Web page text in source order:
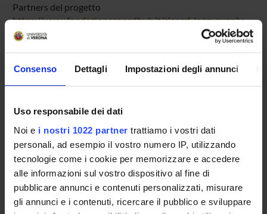
Consenso Dettagli Impostazioni degli annunci
Uso responsabile dei dati
Noi e i nostri 1022 partner trattiamo i vostri dati
personali, ad esempio il vostro numero IP, utilizzando
tecnologie come i cookie per memorizzare e accedere
alle informazioni sul vostro dispositivo al fine di
pubblicare annunci e contenuti personalizzati, misurare
gli annunci e i contenuti, ricercare il pubblico e sviluppare
Partners del progetto
https://www.fondazionespeedhub.it/closed-loop-supply-
chain.html
Loop Supply Chain" allegato oscaricabile qui
PROJECT PARTICIPANTS
Nicolò Masorgo
Ivan Russo
Full Professor